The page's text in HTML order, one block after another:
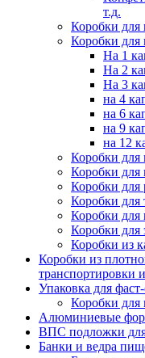
т.д.
Коробки для
Коробки для
На 1
На 2
На 3
на 4
на 6
на 9
на 12
Коробки для
Коробки для
Коробки для
Коробки для
Коробки
Коробки для
Коробки из
Коробки из
транспортировки
Упаковка для
Коробки
Алюминиевые
ВПС подложки для
Банки и ведра